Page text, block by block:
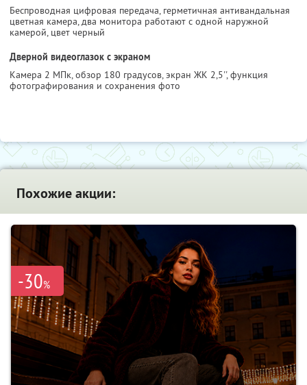
Беспроводная цифровая передача, герметичная антивандальная
цветная камера, два монитора работают с одной наружной
камерой, цвет черный
Дверной видеоглазок с экраном
Камера 2 МПк, обзор 180 градусов, экран ЖК 2,5'', функция
фотографирования и сохранения фото
Похожие акции:
-30%